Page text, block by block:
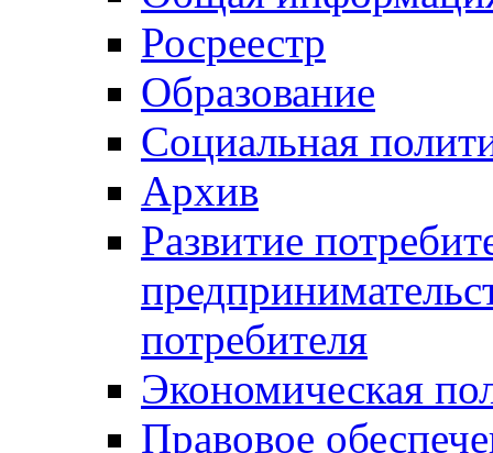
Росреестр
Образование
Социальная
Архив
Развитие
потребителя
Экономическая
Правовое